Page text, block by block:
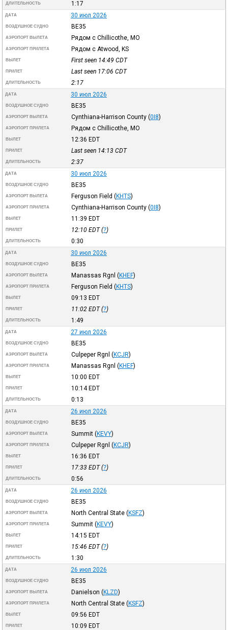
ДЛИТЕЛЬНОСТЬ 1:17
ДАТА 30 июл 2026
ВОЗДУШНОЕ СУДНО BE35
АЭРОПОРТ ВЫЛЕТА Рядом с Chillicothe, MO
АЭРОПОРТ ПРИЛЕТА Рядом с Atwood, KS
ВЫЛЕТ First seen 14:49 CDT
ПРИЛЕТ Last seen 17:06 CDT
ДЛИТЕЛЬНОСТЬ 2:17
ДАТА 30 июл 2026
ВОЗДУШНОЕ СУДНО BE35
АЭРОПОРТ ВЫЛЕТА Cynthiana-Harrison County (0I8)
АЭРОПОРТ ПРИЛЕТА Рядом с Chillicothe, MO
ВЫЛЕТ 12:36 EDT
ПРИЛЕТ Last seen 14:13 CDT
ДЛИТЕЛЬНОСТЬ 2:37
ДАТА 30 июл 2026
ВОЗДУШНОЕ СУДНО BE35
АЭРОПОРТ ВЫЛЕТА Ferguson Field (KHTS)
АЭРОПОРТ ПРИЛЕТА Cynthiana-Harrison County (0I8)
ВЫЛЕТ 11:39 EDT
ПРИЛЕТ 12:10 EDT(?)
ДЛИТЕЛЬНОСТЬ 0:30
ДАТА 30 июл 2026
ВОЗДУШНОЕ СУДНО BE35
АЭРОПОРТ ВЫЛЕТА Manassas Rgnl (KHEF)
АЭРОПОРТ ПРИЛЕТА Ferguson Field (KHTS)
ВЫЛЕТ 09:13 EDT
ПРИЛЕТ 11:02 EDT(?)
ДЛИТЕЛЬНОСТЬ 1:49
ДАТА 27 июл 2026
ВОЗДУШНОЕ СУДНО BE35
АЭРОПОРТ ВЫЛЕТА Culpeper Rgnl (KCJR)
АЭРОПОРТ ПРИЛЕТА Manassas Rgnl (KHEF)
ВЫЛЕТ 10:00 EDT
ПРИЛЕТ 10:14EDT
ДЛИТЕЛЬНОСТЬ 0:13
ДАТА 26 июл 2026
ВОЗДУШНОЕ СУДНО BE35
АЭРОПОРТ ВЫЛЕТА Summit (KEVY)
АЭРОПОРТ ПРИЛЕТА Culpeper Rgnl (KCJR)
ВЫЛЕТ 16:36 EDT
ПРИЛЕТ 17:33 EDT(?)
ДЛИТЕЛЬНОСТЬ 0:56
ДАТА 26 июл 2026
ВОЗДУШНОЕ СУДНО BE35
АЭРОПОРТ ВЫЛЕТА North Central State (KSFZ)
АЭРОПОРТ ПРИЛЕТА Summit (KEVY)
ВЫЛЕТ 14:15 EDT
ПРИЛЕТ 15:46 EDT(?)
ДЛИТЕЛЬНОСТЬ 1:30
ДАТА 26 июл 2026
ВОЗДУШНОЕ СУДНО BE35
АЭРОПОРТ ВЫЛЕТА Danielson (KLZD)
АЭРОПОРТ ПРИЛЕТА North Central State (KSFZ)
ВЫЛЕТ 09:56 EDT
ПРИЛЕТ 10:09 EDT